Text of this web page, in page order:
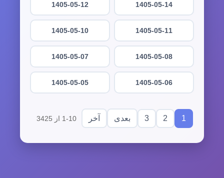
1405-05-14
1405-05-12
1405-05-11
1405-05-10
1405-05-08
1405-05-07
1405-05-06
1405-05-05
1
2
3 بعدی آخر 1-10 از 3425